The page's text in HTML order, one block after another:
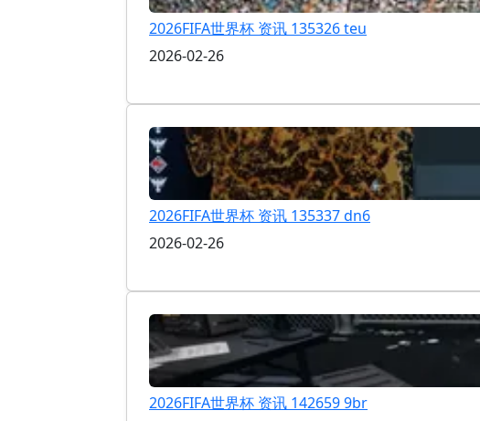
2026FIFA世界杯 资讯 135326 teu
2026-02-26
2026FIFA世界杯 资讯 135337 dn6
2026-02-26
2026FIFA世界杯 资讯 142659 9br